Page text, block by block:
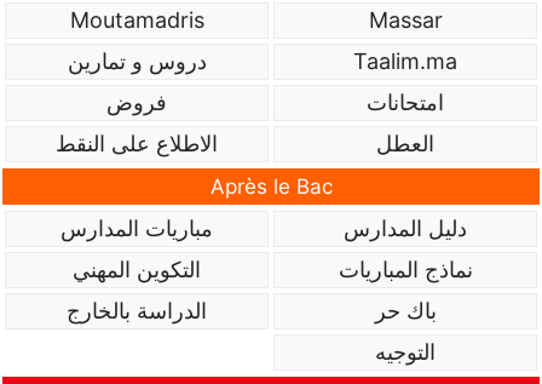
Massar
Moutamadris
Taalim.ma
دروس و تمارين
امتحانات
فروض
العطل
الاطلاع على النقط
Après le Bac
دليل المدارس
مباريات المدارس
نماذج المباريات
التكوين المهني
باك حر
الدراسة بالخارج
التوجيه